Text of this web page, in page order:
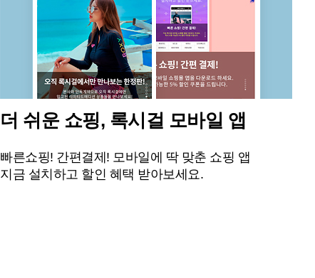
더 쉬운 쇼핑, 록시걸 모바일 앱
빠른쇼핑! 간편결제! 모바일에 딱 맞춘 쇼핑 앱
지금 설치하고 할인 혜택 받아보세요.